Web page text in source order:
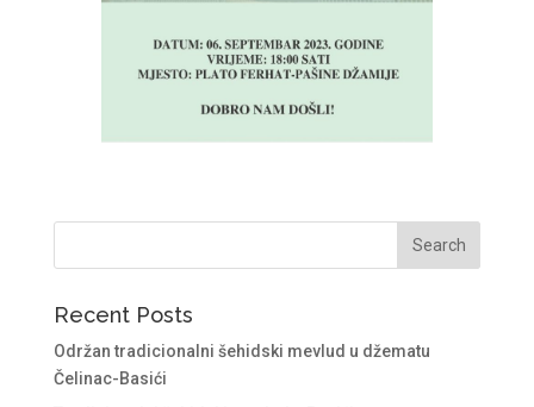
Recent Posts
Održan tradicionalni šehidski mevlud u džematu
Čelinac-Basići